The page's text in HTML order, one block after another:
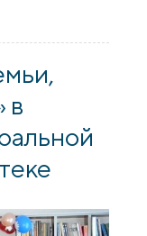
– светоч
в